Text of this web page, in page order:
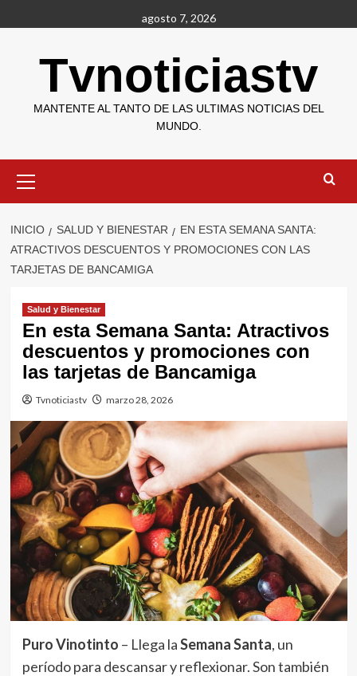
al
agosto 7, 2026
Tvnoticiastv
MANTENTE AL TANTO DE LAS ULTIMAS NOTICIAS DEL
MUNDO.
primario
INICIO SALUD Y BIENESTAR
EN ESTA SEMANA SANTA:
ATRACTIVOS DESCUENTOS Y PROMOCIONES CON LAS
TARJETAS DE BANCAMIGA
Salud y Bienestar
En esta Semana Santa: Atractivos
descuentos y promociones con
las tarjetas de Bancamiga
Tvnoticiastv marzo 28, 2026
Puro Vinotinto – Llega laSemana Santa, un
período para descansar y reflexionar. Son también